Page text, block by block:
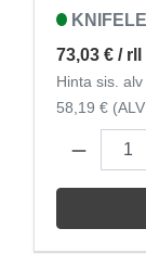
73,03 € / rll
Hinta sis.
58,19 €